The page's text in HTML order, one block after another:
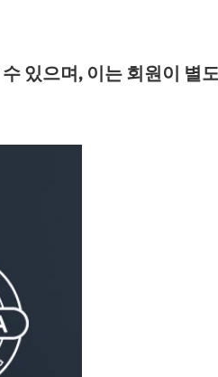
있으며, 이는 회원이 별